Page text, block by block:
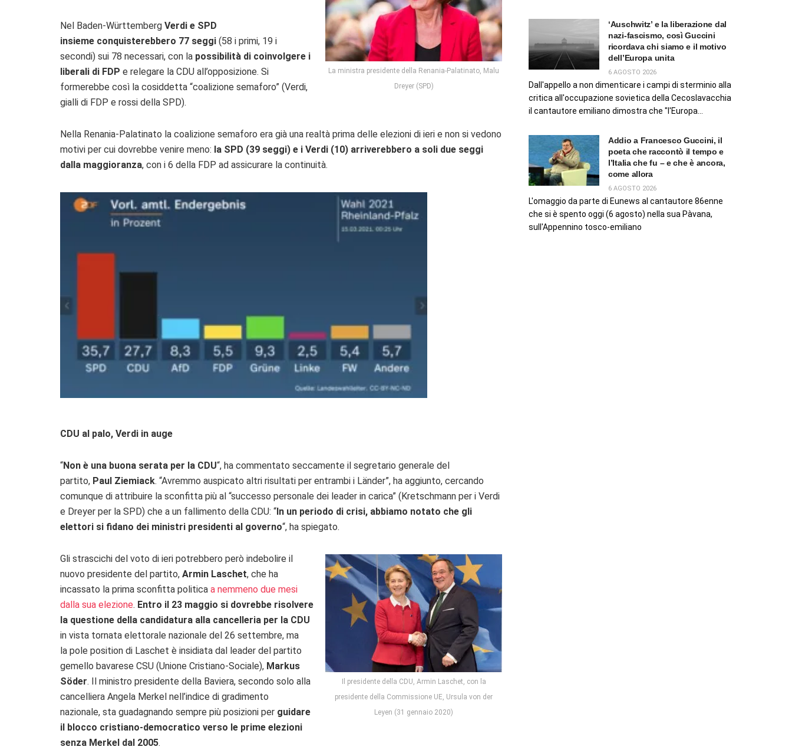
La ministra presidente della Renania-Palatinato, Malu
Dreyer (SPD)
Nel Baden-Württemberg Verdi e SPD
insieme conquisterebbero 77 seggi (58 i primi, 19 i
secondi) sui 78 necessari, con la possibilità di coinvolgere i
liberali di FDP e relegare la CDU all’opposizione. Si
formerebbe così la cosiddetta “coalizione semaforo” (Verdi,
gialli di FDP e rossi della SPD).
Nella Renania-Palatinato la coalizione semaforo era già una realtà prima delle elezioni di ieri e non si vedono
motivi per cui dovrebbe venire meno: la SPD (39 seggi) e i Verdi (10) arriverebbero a soli due seggi
dalla maggioranza, con i 6 della FDP ad assicurare la continuità.
CDU al palo, Verdi in auge
“Non è una buona serata per la CDU“, ha commentato seccamente il segretario generale del
partito, Paul Ziemiack. “Avremmo auspicato altri risultati per entrambi i Länder”, ha aggiunto, cercando
comunque di attribuire la sconfitta più al “successo personale dei leader in carica” (Kretschmann per i Verdi
e Dreyer per la SPD) che a un fallimento della CDU: “In un periodo di crisi, abbiamo notato che gli
elettori si fidano dei ministri presidenti al governo“, ha spiegato.
Il presidente della CDU, Armin Laschet, con la
presidente della Commissione UE, Ursula von der
Leyen (31 gennaio 2020)
Gli strascichi del voto di ieri potrebbero però indebolire il
nuovo presidente del partito, Armin Laschet, che ha
incassato la prima sconfitta politica a nemmeno due mesi
dalla sua elezione. Entro il 23 maggio si dovrebbe risolvere
la questione della candidatura alla cancelleria per la CDU
in vista tornata elettorale nazionale del 26 settembre, ma
la pole position di Laschet è insidiata dal leader del partito
gemello bavarese CSU (Unione Cristiano-Sociale), Markus
Söder. Il ministro presidente della Baviera, secondo solo alla
cancelliera Angela Merkel nell’indice di gradimento
nazionale, sta guadagnando sempre più posizioni per guidare
il blocco cristiano-democratico verso le prime elezioni
senza Merkel dal 2005.
‘Auschwitz’ e la liberazione dal
nazi-fascismo, così Guccini
ricordava chi siamo e il motivo
dell’Europa unita
6 AGOSTO 2026
Dall'appello a non dimenticare i campi di sterminio alla
critica all'occupazione sovietica della Cecoslavacchia
il cantautore emiliano dimostra che "l'Europa...
Addio a Francesco Guccini, il
poeta che raccontò il tempo e
l’Italia che fu – e che è ancora,
come allora
6 AGOSTO 2026
L'omaggio da parte di Eunews al cantautore 86enne
che si è spento oggi (6 agosto) nella sua Pàvana,
sull'Appennino tosco-emiliano